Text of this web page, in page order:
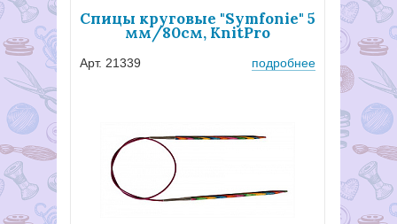
Спицы круговые "Symfonie" 5
мм/80см, KnitPro
Арт. 21339 подробнее